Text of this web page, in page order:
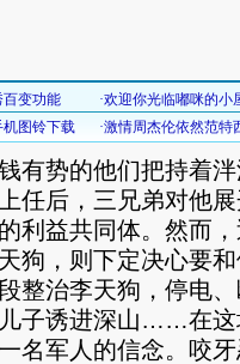
有势的他们把持着
任后，三兄弟对他
利益共同体。然而
狗，则下定决心要
整治李天狗，停电
子诱进深山……在这
名军人的信念。咬